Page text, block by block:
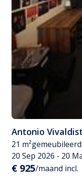
Antonio
21 m²gemeubileerd
20 Sep 2026 - 20
€ 925/maand incl.